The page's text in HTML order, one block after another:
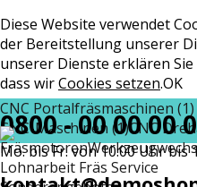
Diese Website verwendet
der Bereitstellung unserer
unserer Dienste erklären
dass wirCookies setzen.OK
CNC Portalfräsmaschinen (1)
CNC-Maschinen (1)CNC
Fräsmotoren
Lohnarbeit Fräs Service
0800 - 00 00 00 0
Mo. bis Fr. von 10:00 Uhr bis